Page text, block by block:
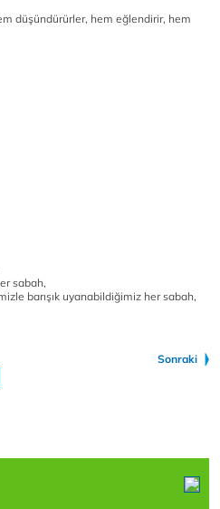
düşündürürler, hem eğlendirir, hem
sabah,
barışık uyanabildiğimiz her sabah,
Sonraki